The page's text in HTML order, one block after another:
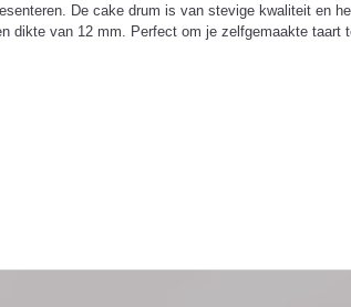
De cake drum is van stevige kwaliteit en
van 12 mm. Perfect om je zelfgemaakte